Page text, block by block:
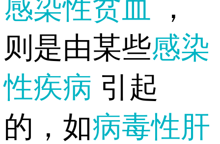
感染性贫血
，
则是由某些感染
性疾病 引起
的，如病毒性肝